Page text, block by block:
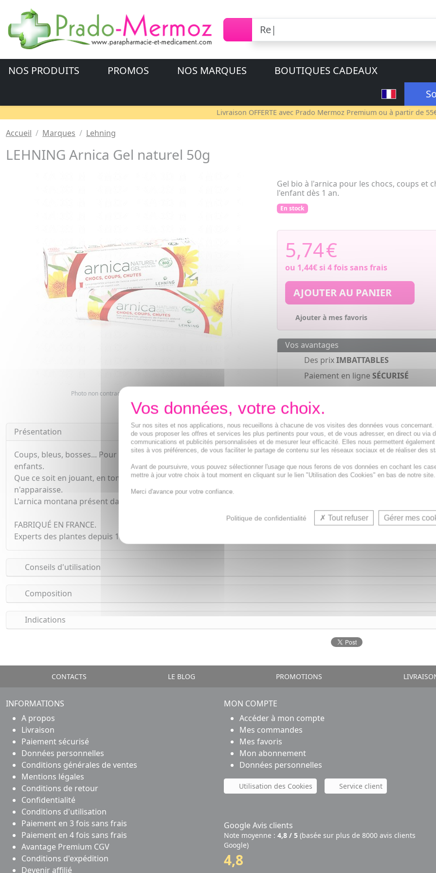
NOS PRODUITS PROMOS NOS MARQUES
BOUTIQUES CADEAUX
Livraison OFFERTE avec Prado Mermoz Premium ou à partir de
Accueil Marques Lehning
LEHNING Arnica Gel naturel 50g
Photo non contractuelle. Copyright digimarquage
Gel bio à l'arnica pour les chocs, coups et
l'enfant dès 1 an.
En stock
5,74€
ou 1,44€si 4 fois sans frais
AJOUTER AU PANIER
Ajouter à mes favoris
Vos avantages
Des prixIMBATTABLES
Paiement en ligne SÉCURISÉ
de 30€
Présentation
Coups, bleus, bosses... Pour soulager les petits bobos du quotidien, le gel bio à l'arnica montana des
enfants.
Que ce soit en jouant, en tombant, en faisant du sport, un choc est vite arrivé. Pour vous ou votre enfant dès 1
n'apparaisse.
L'arnica montana présent dans ce gel est récolté en montagne, de manière responsable, pour une gestion
FABRIQUÉ EN FRANCE.
Experts des plantes depuis 1935, les Laboratoires Lehning proposent des solutions naturelles de qualité, dans le
Conseils d'utilisation
Composition
Indications
CONTACTS LE BLOG PROMOTIONS
INFORMATIONS
A propos
Livraison
Paiement sécurisé
Données personnelles
Conditions générales de ventes
Mentions légales
Conditions de retour
Confidentialité
Conditions d'utilisation
Paiement en 3 fois sans frais
Paiement en 4 fois sans frais
Avantage Premium CGV
Conditions d'expédition
Devenir affilié
MON COMPTE
Accéder à mon compte
Mes commandes
Mes favoris
Mon abonnement
Données personnelles
Utilisation des Cookies Service client
Google Avis clients
Note moyenne : 4,8 / 5 (basée sur plus de 8000 avis clients
Google)
4,8
Sur nos sites et nos applications, nous recueillons à chacune de vos visites des données vous concernant.
de vous proposer les offres et services les plus pertinents pour vous, et de vous adresser, en direct ou via
communications et publicités personnalisées et de mesurer leur efficacité. Elles nous permettent
sites à vos préférences, de vous faciliter le partage de contenu sur les réseaux sociaux et de réaliser des
Avant de poursuivre, vous pouvez sélectionner l'usage que nous ferons de vos données en cochant les
mettre à jour votre choix à tout moment en cliquant sur le lien "Utilisation des Cookies" en bas de notre site.
Merci d'avance pour votre confiance.
Politique de confidentialité Tout refuser Gérer mes